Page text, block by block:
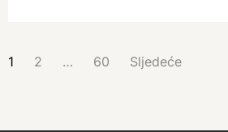
BROJEVI
1 2 … 60 Sljedeće